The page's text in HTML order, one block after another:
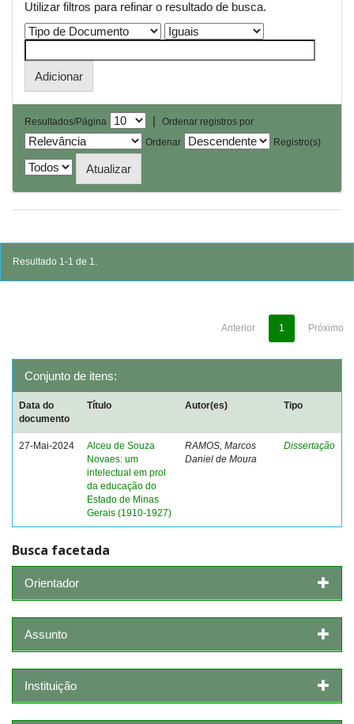
Utilizar filtros para refinar o resultado de busca.
Resultados/Página |
Ordenar registros por
Ordenar
Registro(s)
Resultado 1-1 de 1.
Anterior 1 Próximo
Conjunto de itens:
Data do
documento
Título Autor(es) Tipo
27-Mai-2024
Alceu de Souza
Novaes: um
intelectual em prol
da educação do
Estado de Minas
Gerais (1910-1927)
RAMOS, Marcos
Daniel de Moura
Dissertação
Busca facetada
Orientador
Assunto
Instituição